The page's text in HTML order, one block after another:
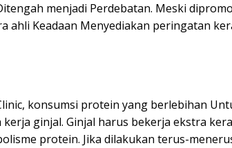
menjadi Perdebatan. Meski
ahli Keadaan Menyediakan peringatan
konsumsi protein yang berlebihan
ginjal. Ginjal harus bekerja ekstra
protein. Jika dilakukan terus-